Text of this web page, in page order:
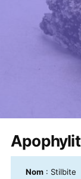
Nom: Stilbite